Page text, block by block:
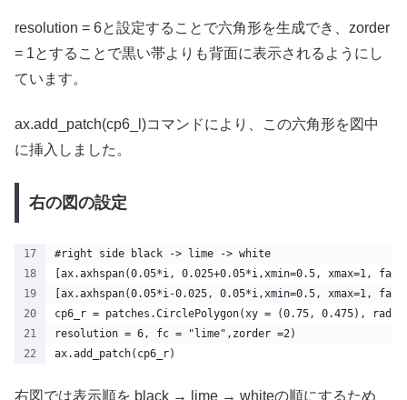
resolution = 6と設定することで六角形を生成でき、zorder
= 1とすることで黒い帯よりも背面に表示されるようにし
ています。
ax.add_patch(cp6_l)コマンドにより、この六角形を図中
に挿入しました。
右の図の設定
#right side black -> lime -> white
[ax.axhspan(0.05*i, 0.025+0.05*i,xmin=0.5, xmax=1,
[ax.axhspan(0.05*i-0.025, 0.05*i,xmin=0.5, xmax=1,
cp6_r = patches.CirclePolygon(xy = (0.75, 0.475),
resolution = 6, fc = "lime",zorder =2)
ax.add_patch(cp6_r)
右図では表示順を black → lime → whiteの順にするため